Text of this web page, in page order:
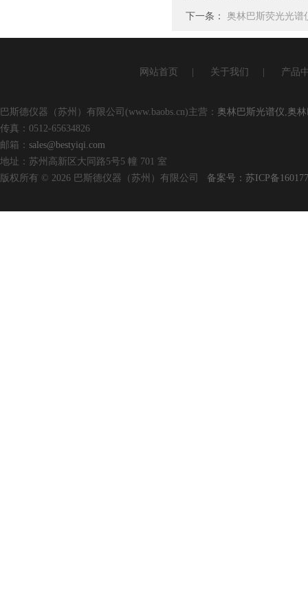
下一条： 奥林巴斯荧光光谱
网站首页 关于我们 产品
巴斯德仪器（苏州）有限公司(www.baobs.cn)主营： 奥林巴斯光谱仪,奥
传真：0512-65634826
邮箱： sales@bestyiqi.com
地址：苏州高新区大同路5号5 幢 701 室
版权所有 © 2026 巴斯德仪器（苏州）有限公司 备案号：苏ICP备